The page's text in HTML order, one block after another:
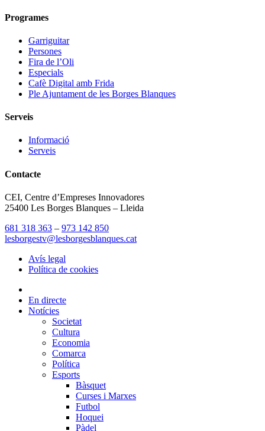
Programes
Garriguitar
Persones
Fira de l’Oli
Especials
Cafè Digital amb Frida
Ple Ajuntament de les Borges Blanques
Serveis
Informació
Serveis
Contacte
CEI, Centre d’Empreses Innovadores
25400 Les Borges Blanques – Lleida
681 318 363 – 973 142 850
lesborgestv@lesborgesblanques.cat
Avís legal
Política de cookies
En directe
Notícies
Societat
Cultura
Economia
Comarca
Política
Esports
Bàsquet
Curses i Marxes
Futbol
Hoquei
Pàdel